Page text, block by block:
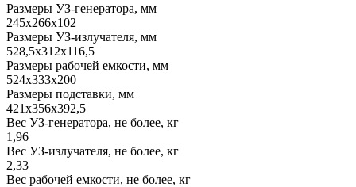
Размеры УЗ-генератора, мм
245x266x102
Размеры УЗ-излучателя, мм
528,5x312x116,5
Размеры рабочей емкости, мм
524x333x200
Размеры подставки, мм
421x356x392,5
Вес УЗ-генератора, не более, кг
1,96
Вес УЗ-излучателя, не более, кг
2,33
Вес рабочей емкости, не более, кг